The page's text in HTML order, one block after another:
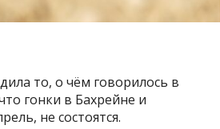
то, о чём говорилось в
гонки в Бахрейне и
не состоятся.